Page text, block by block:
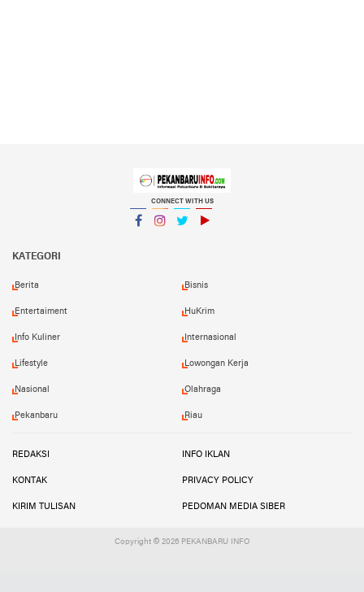
CONNECT WITH US
KATEGORI
Berita Bisnis
Entertaiment HuKrim
Info Kuliner Internasional
Lifestyle Lowongan Kerja
Nasional Olahraga
Pekanbaru Riau
REDAKSI INFO IKLAN
KONTAK PRIVACY POLICY
KIRIM TULISAN PEDOMAN MEDIA SIBER
Copyright © 2026 PEKANBARU INFO